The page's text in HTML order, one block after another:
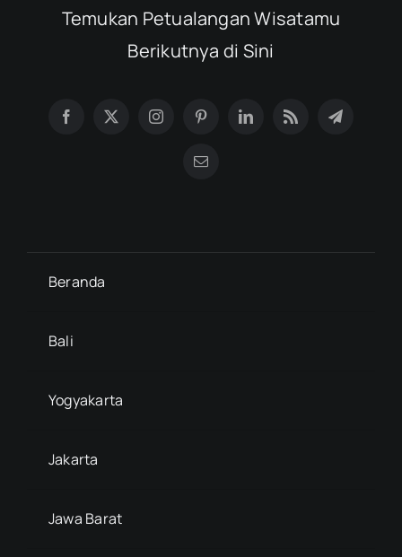
Temukan Petualangan Wisatamu
Berikutnya di Sini
Beranda
Bali
Yogyakarta
Jakarta
Jawa Barat